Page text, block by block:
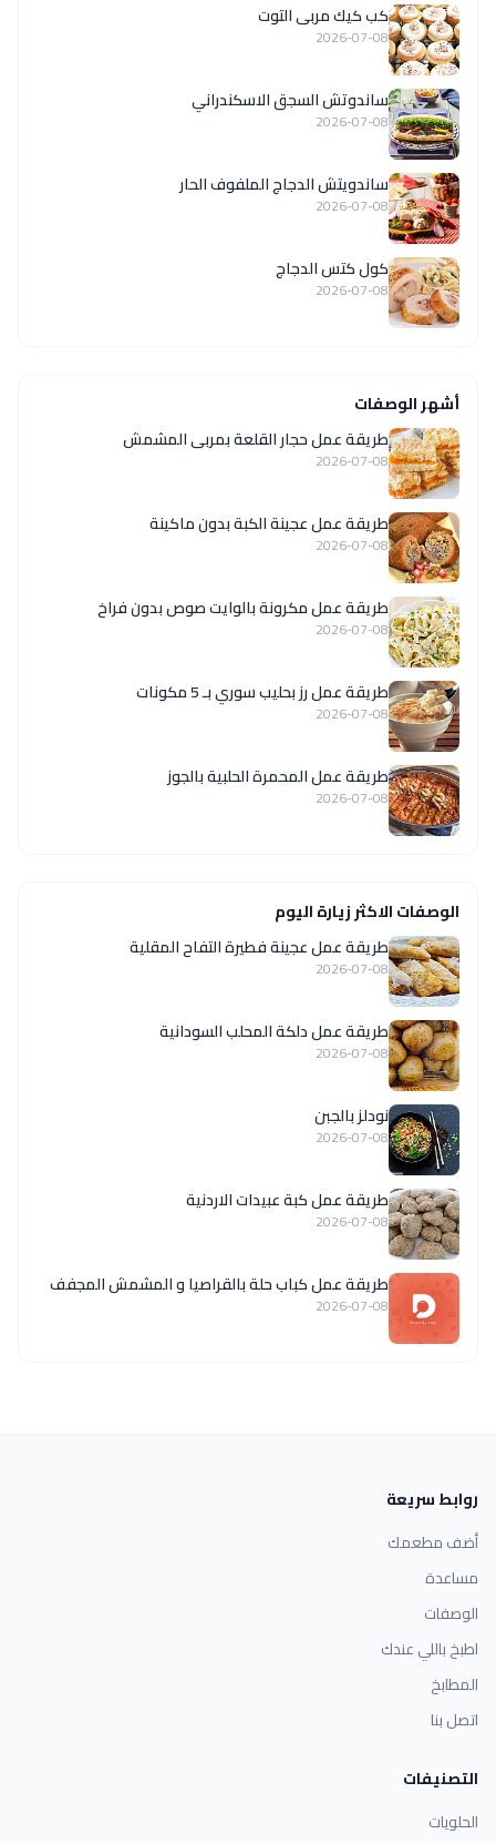
كب كيك مربى التوت
2026-07-08
ساندوتش السجق الاسكندراني
2026-07-08
ساندويتش الدجاج الملفوف الحار
2026-07-08
كول كتس الدجاج
2026-07-08
أشهر الوصفات
طريقة عمل حجار القلعة بمربى المشمش
2026-07-08
طريقة عمل عجينة الكبة بدون ماكينة
2026-07-08
طريقة عمل مكرونة بالوايت صوص بدون فراخ
2026-07-08
طريقة عمل رز بحليب سوري بـ 5 مكونات
2026-07-08
طريقة عمل المحمرة الحلبية بالجوز
2026-07-08
الوصفات الاكثر زيارة اليوم
طريقة عمل عجينة فطيرة التفاح المقلية
2026-07-08
طريقة عمل دلكة المحلب السودانية
2026-07-08
نودلز بالجبن
2026-07-08
طريقة عمل كبة عبيدات الاردنية
2026-07-08
طريقة عمل كباب حلة بالقراصيا و المشمش المجفف
2026-07-08
روابط سريعة
أضف مطعمك
مساعدة
الوصفات
اطبخ باللي عندك
المطابخ
اتصل بنا
التصنيفات
الحلويات